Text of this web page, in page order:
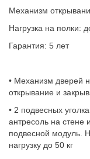
Механизм
Нагрузка на полки:
Гарантия: 5 лет
• Механизм дверей
открывание и
• 2 подвесных
антресоль на стене
подвесной модуль.
нагрузку до 50 кг